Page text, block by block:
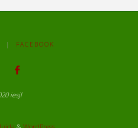
| FACEBOOK
iesjl